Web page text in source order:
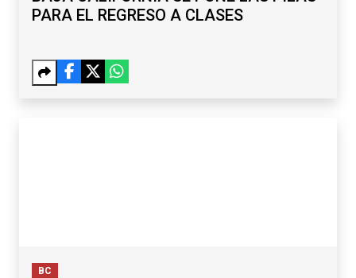
PARA EL REGRESO A CLASES
BC